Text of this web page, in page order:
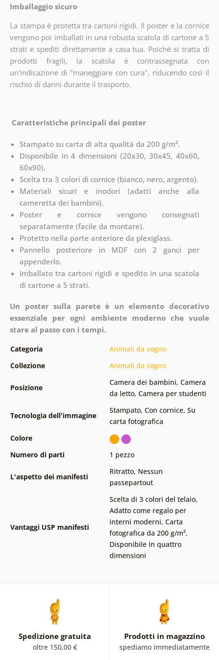
Imballaggio sicuro
La stampa è protetta tra cartoni rigidi. Il poster e la cornice
vengono poi imballati in una robusta scatola di cartone a 5
strati e spediti direttamente a casa tua. Poiché si tratta di
prodotti fragili, la scatola è contrassegnata con
un'indicazione di "maneggiare con cura", riducendo così il
rischio di danni durante il trasporto.
Caratteristiche principali dei poster
Stampato su carta di alta qualità da 200 g/m².
Disponibile in 4 dimensioni (20x30, 30x45, 40x60,
60x90).
Scelta tra 3 colori di cornice (bianco, nero, argento).
Materiali sicuri e inodori (adatti anche alla
cameretta dei bambini).
Poster e cornice vengono consegnati
separatamente (facile da montare).
Protetto nella parte anteriore da plexiglass.
Pannello posteriore in MDF con 2 ganci per
appenderlo.
Imballato tra cartoni rigidi e spedito in una scatola
di cartone a 5 strati.
Un poster sulla parete è un elemento decorativo
essenziale per ogni ambiente moderno che vuole
stare al passo con i tempi.
Categoria
Animali da sogno
Collezione
Animali da sogno
Posizione
Camera dei bambini, Camera
da letto, Camera per studenti
Tecnologia dell'immagine
Stampato, Con cornice, Su
carta fotografica
Colore
Numero di parti
1 pezzo
L'aspetto dei manifesti
Ritratto, Nessun
passepartout
Vantaggi USP manifesti
Scelta di 3 colori del telaio,
Adatto come regalo per
interni moderni, Carta
fotografica da 200 g/m²,
Disponibile in quattro
dimensioni
Spedizione gratuita
oltre 150,00 €
Prodotti in magazzino
spediamo immediatamente